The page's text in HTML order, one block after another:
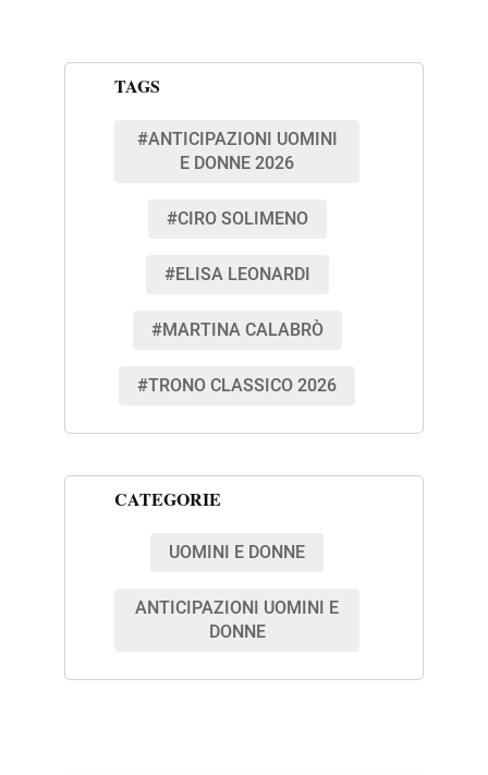
TAGS
#ANTICIPAZIONI UOMINI
E DONNE 2026
#CIRO SOLIMENO
#ELISA LEONARDI
#MARTINA CALABRÒ
#TRONO CLASSICO 2026
CATEGORIE
UOMINI E DONNE
ANTICIPAZIONI UOMINI E
DONNE